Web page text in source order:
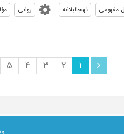
مفهومی نهجالبلاغه روانی
1
2
3
4
5